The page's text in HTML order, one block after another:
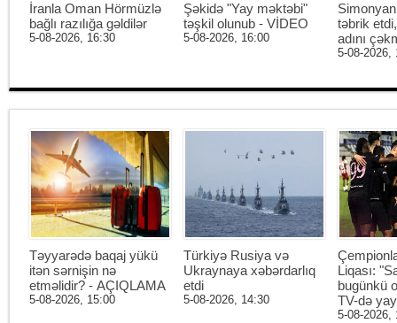
İranla Oman Hörmüzlə
bağlı razılığa gəldilər
5-08-2026, 16:30
Şəkidə "Yay məktəbi"
təşkil olunub - VİDEO
5-08-2026, 16:00
təbrik
adını
5-08-2026,
Təyyarədə baqaj yükü
itən sərnişin nə
etməlidir? - AÇIQLAMA
5-08-2026, 15:00
Türkiyə Rusiya və
Ukraynaya xəbərdarlıq
etdi
5-08-2026, 14:30
Liqası:
bugünkü
TV-də
5-08-2026,